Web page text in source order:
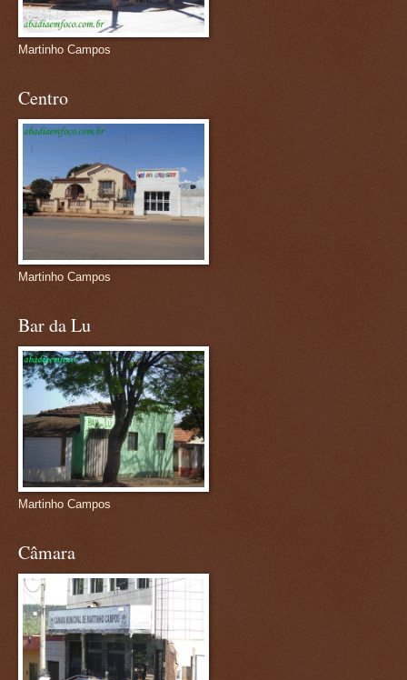
Martinho Campos
Centro
Martinho Campos
Bar da Lu
Martinho Campos
Câmara